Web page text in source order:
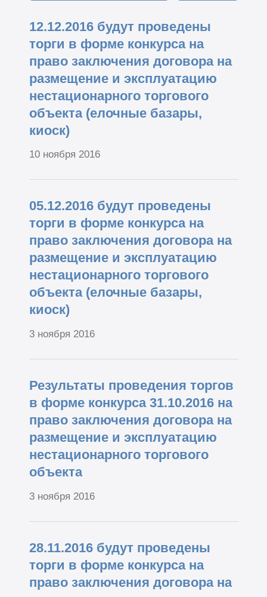
12.12.2016 будут проведены
торги в форме конкурса на
право заключения договора на
размещение и эксплуатацию
нестационарного торгового
объекта (елочные базары,
киоск)
10 ноября 2016
05.12.2016 будут проведены
торги в форме конкурса на
право заключения договора на
размещение и эксплуатацию
нестационарного торгового
объекта (елочные базары,
киоск)
3 ноября 2016
Результаты проведения торгов
в форме конкурса 31.10.2016 на
право заключения договора на
размещение и эксплуатацию
нестационарного торгового
объекта
3 ноября 2016
28.11.2016 будут проведены
торги в форме конкурса на
право заключения договора на